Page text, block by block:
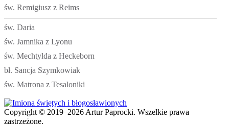
św. Remigiusz z Reims
św. Daria
św. Jamnika z Lyonu
św. Mechtylda z Heckeborn
bł. Sancja Szymkowiak
św. Matrona z Tesaloniki
Copyright © 2019–2026 Artur Paprocki. Wszelkie prawa
zastrzeżone.